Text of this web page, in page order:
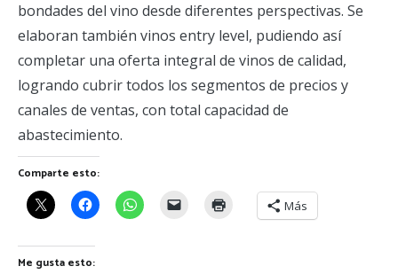
bondades del vino desde diferentes perspectivas. Se
elaboran también vinos entry level, pudiendo así
completar una oferta integral de vinos de calidad,
logrando cubrir todos los segmentos de precios y
canales de ventas, con total capacidad de
abastecimiento.
Comparte esto:
Más
Me gusta esto: